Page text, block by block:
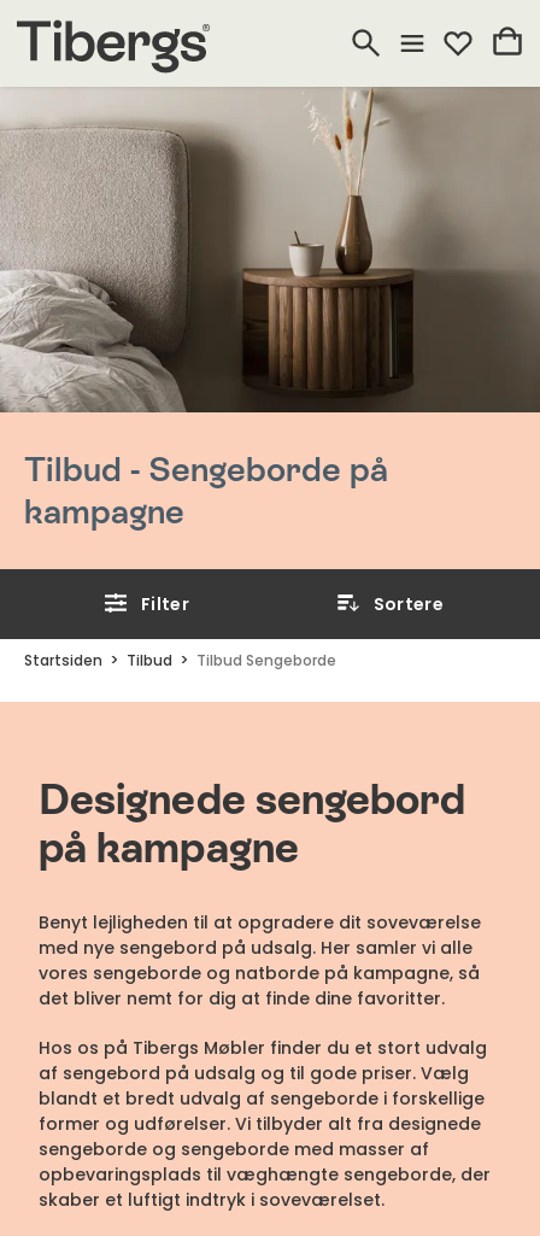
Tilbud - Sengeborde på
kampagne
Filter Sortere
Startsiden Tilbud Tilbud Sengeborde
Designede sengebord
på kampagne
Benyt lejligheden til at opgradere dit soveværelse
med nye sengebord på udsalg. Her samler vi alle
vores sengeborde og natborde på kampagne, så
det bliver nemt for dig at finde dine favoritter.
Hos os på Tibergs Møbler finder du et stort udvalg
af sengebord på udsalg og til gode priser. Vælg
blandt et bredt udvalg af sengeborde i forskellige
former og udførelser. Vi tilbyder alt fra designede
sengeborde og sengeborde med masser af
opbevaringsplads til væghængte sengeborde, der
skaber et luftigt indtryk i soveværelset.